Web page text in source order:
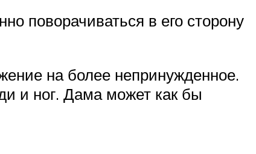
поворачиваться в его сторону
на более непринужденное.
и ног. Дама может как бы